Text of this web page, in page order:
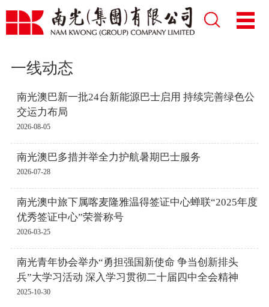
一线动态
南光澳巴新一批24台新能源巴士启用 持续完善绿色公
交运力布局
2026-08-05
南光澳巴多措并举全力护航暑期巴士服务
2026-07-28
南光澳中旅下属喀麦隆雅温得签证中心蝉联“2025年度
优秀签证中心”荣誉称号
2026-03-25
南光青年协会举办“勇担强国新使命 争当创新排头
兵”大学习活动 深入学习贯彻二十届四中全会精神
2025-10-30